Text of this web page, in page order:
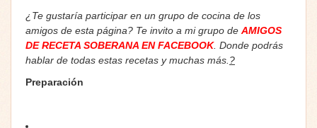
¿Te gustaría participar en un grupo de cocina de los
amigos de esta página? Te invito a mi grupo de AMIGOS
DE RECETA SOBERANA EN FACEBOOK. Donde podrás
hablar de todas estas recetas y muchas más. ?
Preparación